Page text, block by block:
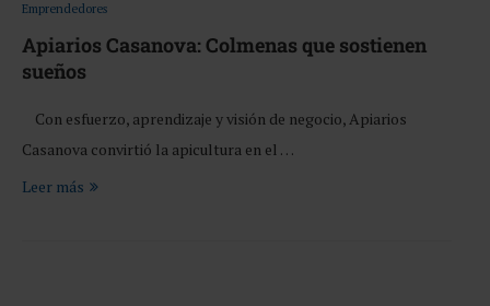
Emprendedores
Apiarios Casanova: Colmenas que sostienen
sueños
Con esfuerzo, aprendizaje y visión de negocio, Apiarios
Casanova convirtió la apicultura en el …
Leer más